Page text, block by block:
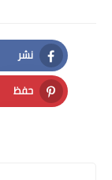
نشر
Facebook
حفظ
Pinterest